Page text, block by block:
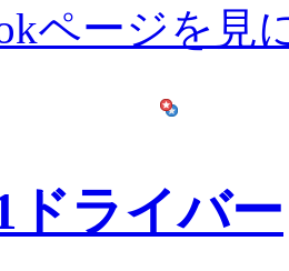
ページを見
ドライバー